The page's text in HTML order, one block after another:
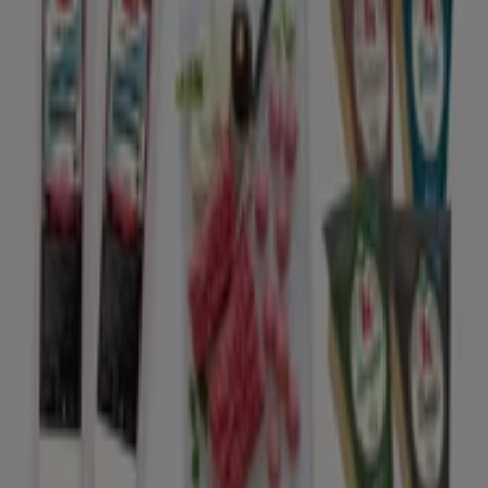
Pekås
Kampanjpris!
Går ut idag